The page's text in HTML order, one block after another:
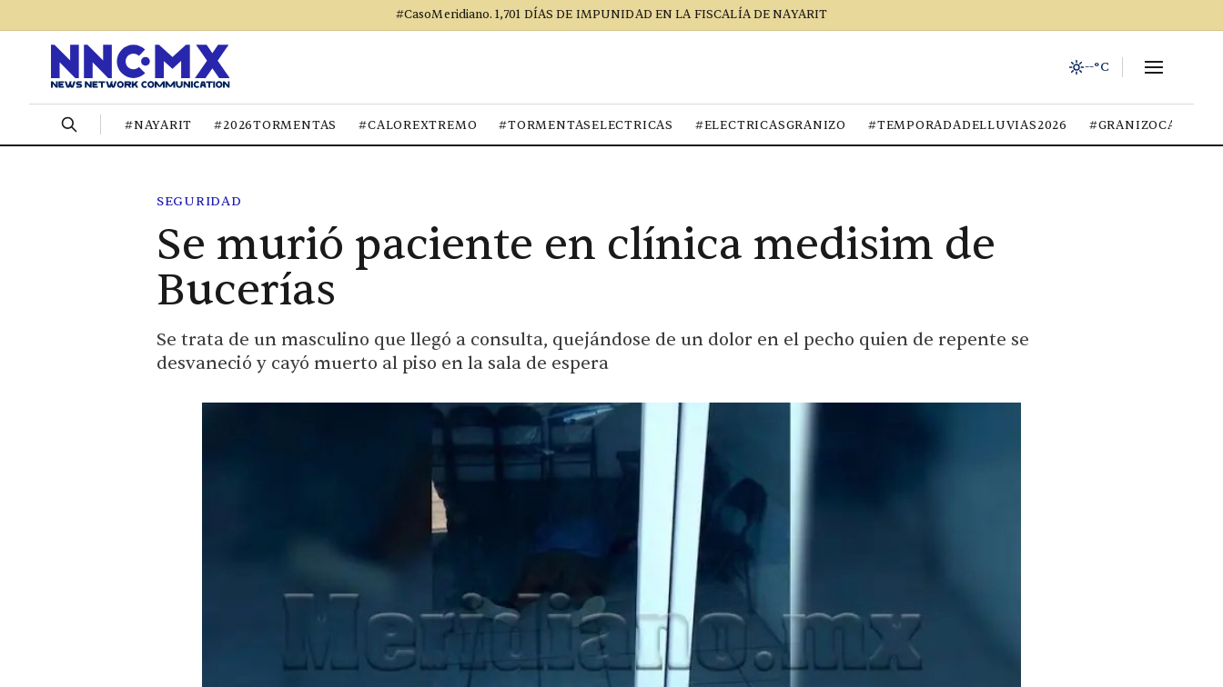
#CasoMeridiano. 1,701 DÍAS DE IMPUNIDAD EN LA FISCALÍA DE NAYARIT
--°C
#NAYARIT #2026TORMENTAS #CALOREXTREMO #TORMENTASELECTRICAS #ELECTRICASGRANIZO #TEMPORADADELLUVIAS2026 #GRANIZOCALOR
SEGURIDAD
Se murió paciente en clínica medisim de
Bucerías
Se trata de un masculino que llegó a consulta, quejándose de un dolor en el pecho quien de repente se
desvaneció y cayó muerto al piso en la sala de espera